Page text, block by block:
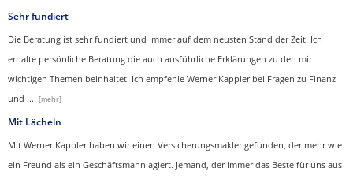
Sehr fundiert
Die Beratung ist sehr fundiert und immer auf dem neusten Stand der Zeit. Ich
erhalte persönliche Beratung die auch ausführliche Erklärungen zu den mir
wichtigen Themen beinhaltet. Ich empfehle Werner Kappler bei Fragen zu Finanz
und ... [mehr]
Mit Lächeln
Mit Werner Kappler haben wir einen Ver­sicherungs­makler gefunden, der mehr wie
ein Freund als ein Geschäftsmann agiert. Jemand, der immer das Beste für uns aus